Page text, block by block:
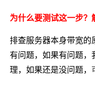
为什么要测试这一步？
排查服务器本身带宽
有问题，如果有问题，
理，如果还是没问题，